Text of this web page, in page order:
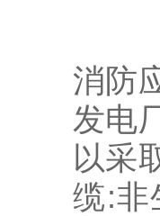
消防
发电
以采
缆:非